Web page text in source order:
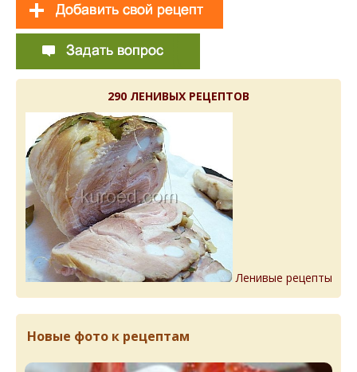
290 ЛЕНИВЫХ РЕЦЕПТОВ
Ленивые рецепты
Новые фото к рецептам